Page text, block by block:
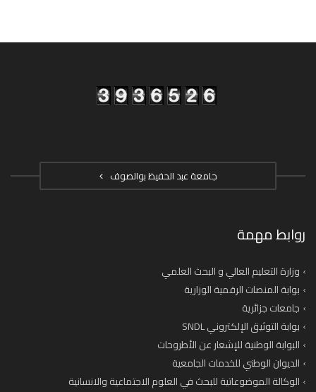
جامعة عبد الحفيظ بوالصوف
روابط مهمة
وزارة التعليم العالي و البحث العلمي
بوابة المنصات الرقمية الوزارية
جامعات جزائرية
بوابة التوثيق الإلكتروني SNDL
البوابة الوطنية للإشعار عن الأطروحات
الديوان الوطني للخدمات الجامعية
الوكالة الموضوعاتية للبحث في العلوم الاجتماعية والانسانية